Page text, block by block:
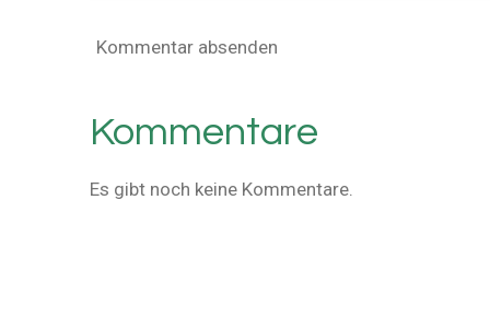
Kommentar absenden
Kommentare
Es gibt noch keine Kommentare.